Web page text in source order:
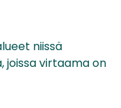
niissä
joissa virtaama on